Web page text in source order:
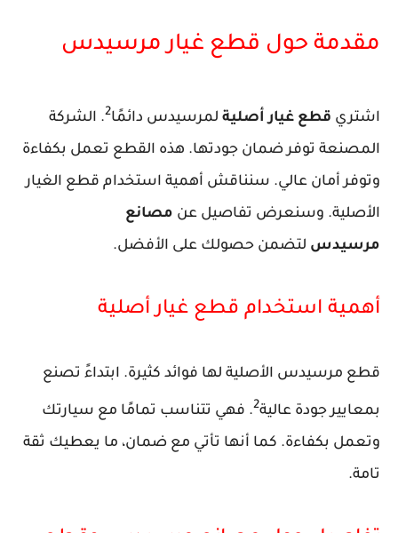
مقدمة حول قطع غيار مرسيدس
اشتري قطع غيار أصلية لمرسيدس دائمًا2. الشركة
المصنعة توفر ضمان جودتها. هذه القطع تعمل بكفاءة
وتوفر أمان عالي. سنناقش أهمية استخدام قطع الغيار
الأصلية. وسنعرض تفاصيل عن مصانع
مرسيدس لتضمن حصولك على الأفضل.
أهمية استخدام قطع غيار أصلية
قطع مرسيدس الأصلية لها فوائد كثيرة. ابتداءً تصنع
بمعايير جودة عالية2. فهي تتناسب تمامًا مع سيارتك
وتعمل بكفاءة. كما أنها تأتي مع ضمان، ما يعطيك ثقة
تامة.